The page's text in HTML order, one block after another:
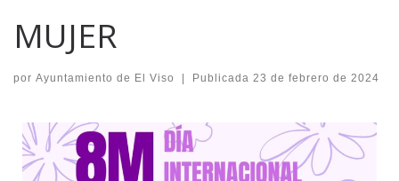
MUJER
por Ayuntamiento de El Viso | Publicada 23 de febrero de 2024